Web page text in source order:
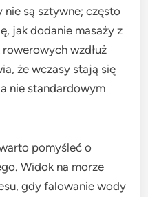
nie są sztywne; często
jak dodanie masaży z
wzdłuż
że wczasy stają się
nie standardowym
pomyśleć o
Widok na morze
gdy falowanie wody